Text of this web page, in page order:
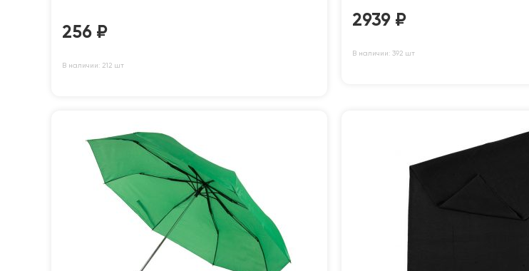
256 ₽
В наличии: 212 шт
2939 ₽
В наличии: 392 шт